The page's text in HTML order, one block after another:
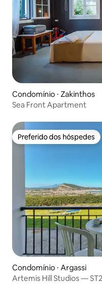
Condomínio ⋅ Zakinthos
Sea Front Apartment
Preferido dos hóspedes
Preferido dos hóspedes
Condomínio ⋅ Argassi
Artemis Hill Studios — ST2